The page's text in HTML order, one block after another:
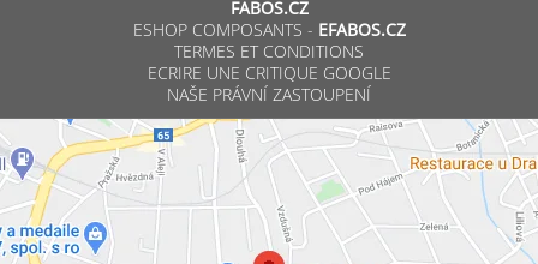
FABOS.CZ
ESHOP COMPOSANTS - EFABOS.CZ
TERMES ET CONDITIONS
ECRIRE UNE CRITIQUE GOOGLE
NAŠE PRÁVNÍ ZASTOUPENÍ